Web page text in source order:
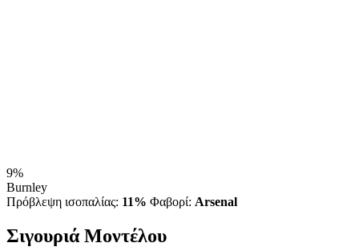
9%
Burnley
Πρόβλεψη ισοπαλίας: 11% Φαβορί: Arsenal
Σιγουριά Μοντέλου